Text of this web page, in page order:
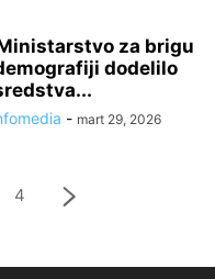
za brigu
dodelilo
- mart 29, 2026
4